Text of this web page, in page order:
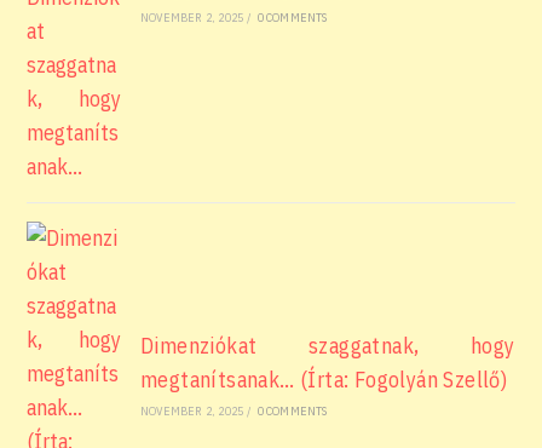
NOVEMBER 2, 2025 / 0 COMMENTS
Dimenziókat szaggatnak, hogy
megtanítsanak… (Írta: Fogolyán Szellő)
NOVEMBER 2, 2025 / 0 COMMENTS